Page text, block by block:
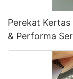
Perekat Kertas
& Performa